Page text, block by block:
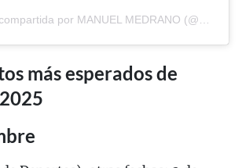
Una publicación compartida por MANUEL MEDRANO (@manuelmedrano)
más esperados de